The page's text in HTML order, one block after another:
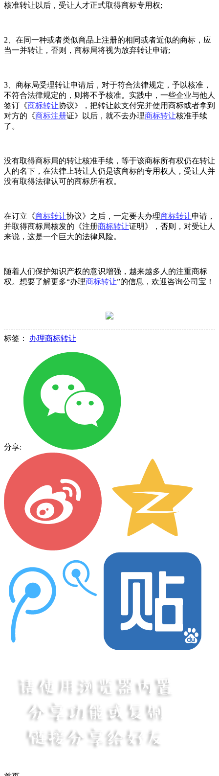
核准转让以后，受让人才正式取得商标专用权;
2、在同一种或者类似商品上注册的相同或者近似的商标，应
当一并转让，否则，商标局将视为放弃转让申请;
3、商标局受理转让申请后，对于符合法律规定，予以核准，
不符合法律规定的，则将不予核准。实践中，一些企业与他人
签订《商标转让协议》，把转让款支付完并使用商标或者拿到
对方的《商标注册证》以后，就不去办理商标转让核准手续
了。
没有取得商标局的转让核准手续，等于该商标所有权仍在转让
人的名下，在法律上转让人仍是该商标的专用权人，受让人并
没有取得法律认可的商标所有权。
在订立《商标转让协议》之后，一定要去办理商标转让申请，
并取得商标局核发的《注册商标转让证明》，否则，对受让人
来说，这是一个巨大的法律风险。
随着人们保护知识产权的意识增强，越来越多人的注重商标
权。想要了解更多“办理商标转让”的信息，欢迎咨询公司宝！
标签： 办理商标转让
分享: